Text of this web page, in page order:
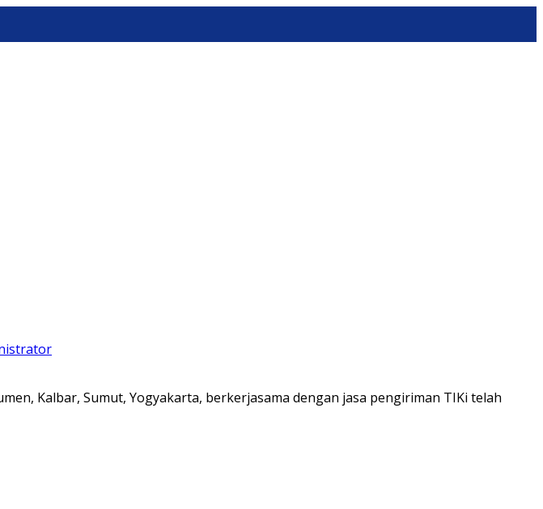
Kalbar, Sumut, Yogyakarta, berkerjasama dengan jasa pengiriman TIKi telah